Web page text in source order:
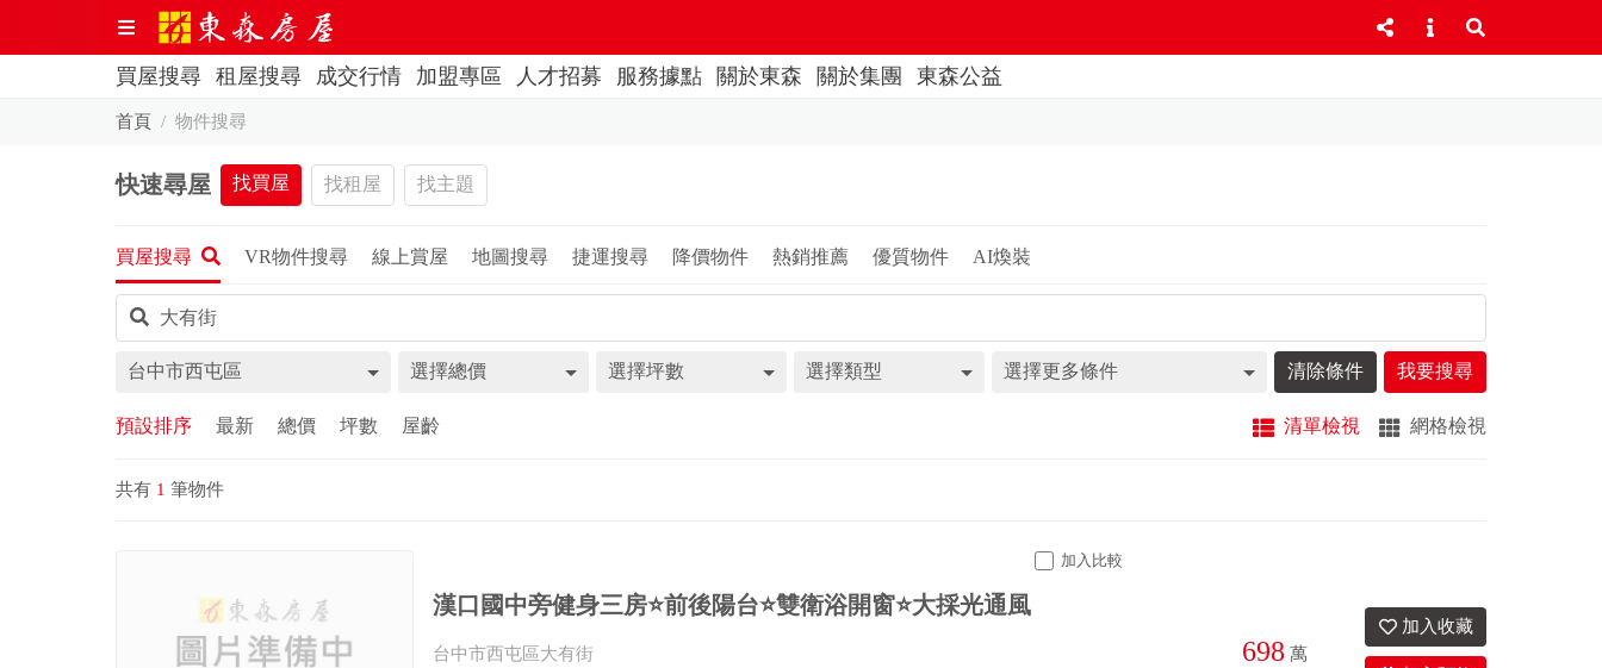
買屋搜尋 租屋搜尋 成交行情 加盟專區 人才招募 服務據點 關於東森 關於集團 東森公益
首頁 物件搜尋
快速尋屋 找買屋 找租屋 找主題
買屋搜尋 VR物件搜尋 線上賞屋 地圖搜尋 捷運搜尋 降價物件 熱銷推薦 優質物件 AI煥裝
台中市西屯區 選擇總價 選擇坪數 選擇類型 選擇更多條件 清除條件 我要搜尋
預設排序 最新 總價 坪數 屋齡 清單檢視 網格檢視
共有 1 筆物件
加入比較
漢口國中旁健身三房⭐前後陽台⭐雙衛浴開窗⭐大採光通風
698 萬
台中市西屯區大有街